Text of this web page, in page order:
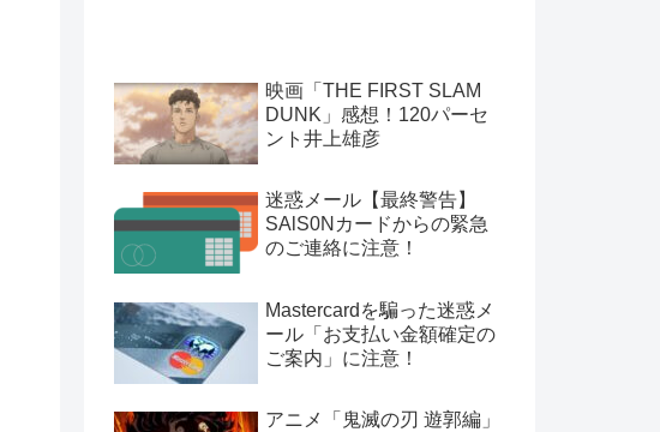
映画「THE FIRST SLAM
DUNK」感想！120パーセ
ント井上雄彦
迷惑メール【最終警告】
SAlS0Nカードからの緊急
のご連絡に注意！
Mastercardを騙った迷惑メ
ール「お支払い金額確定の
ご案内」に注意！
アニメ「鬼滅の刃 遊郭編」